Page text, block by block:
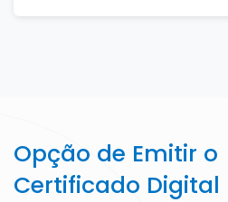
Opção de Emitir o
Certificado Digital